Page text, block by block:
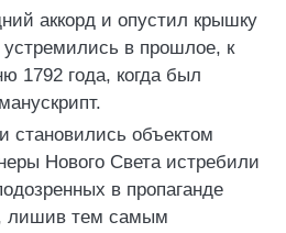
аккорд и опустил крышку
в прошлое, к
1792 года, когда был
становились объектом
Нового Света истребили
в пропаганде
лишив тем самым